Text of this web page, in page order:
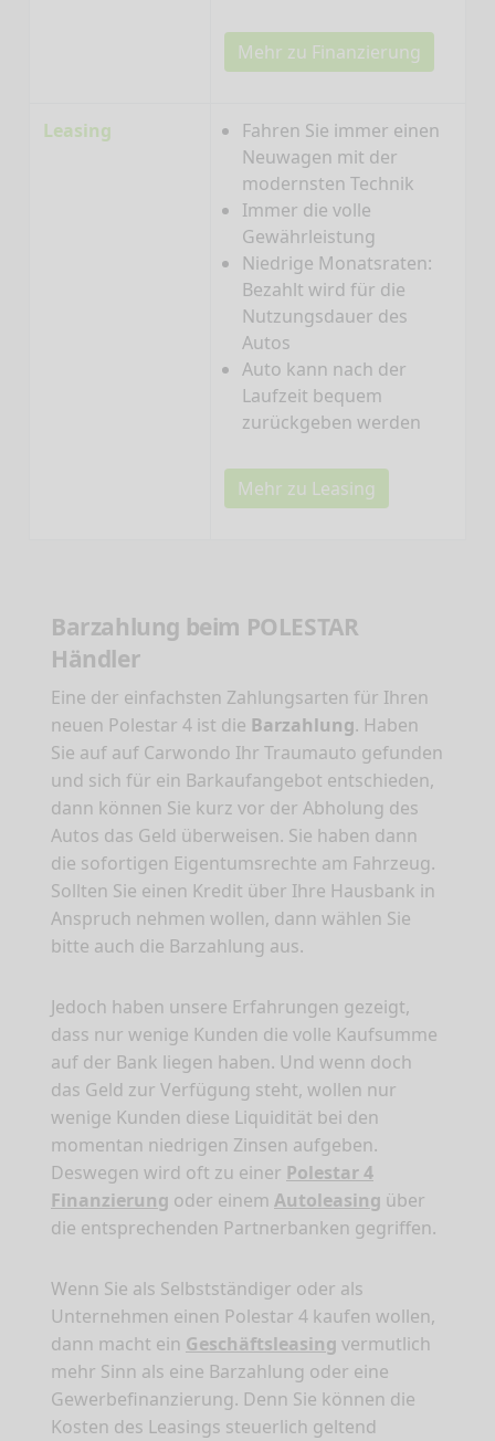
Mehr zu Finanzierung
Leasing
Fahren Sie immer einen
Neuwagen mit der
modernsten Technik
Immer die volle
Gewährleistung
Niedrige Monatsraten:
Bezahlt wird für die
Nutzungsdauer des
Autos
Auto kann nach der
Laufzeit bequem
zurückgeben werden
Mehr zu Leasing
Barzahlung beim POLESTAR
Händler
Eine der einfachsten Zahlungsarten für Ihren
neuen Polestar 4 ist die Barzahlung. Haben
Sie auf auf Carwondo Ihr Traumauto gefunden
und sich für ein Barkaufangebot entschieden,
dann können Sie kurz vor der Abholung des
Autos das Geld überweisen. Sie haben dann
die sofortigen Eigentumsrechte am Fahrzeug.
Sollten Sie einen Kredit über Ihre Hausbank in
Anspruch nehmen wollen, dann wählen Sie
bitte auch die Barzahlung aus.
Jedoch haben unsere Erfahrungen gezeigt,
dass nur wenige Kunden die volle Kaufsumme
auf der Bank liegen haben. Und wenn doch
das Geld zur Verfügung steht, wollen nur
wenige Kunden diese Liquidität bei den
momentan niedrigen Zinsen aufgeben.
Deswegen wird oft zu einer Polestar 4
Finanzierung oder einem Autoleasing über
die entsprechenden Partnerbanken gegriffen.
Wenn Sie als Selbstständiger oder als
Unternehmen einen Polestar 4 kaufen wollen,
dann macht ein Geschäftsleasing vermutlich
mehr Sinn als eine Barzahlung oder eine
Gewerbefinanzierung. Denn Sie können die
Kosten des Leasings steuerlich geltend